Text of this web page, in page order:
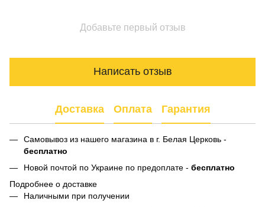
Добавьте первый отзыв
Написать отзыв
Доставка Оплата Гарантия
Самовывоз из нашего магазина в г. Белая Церковь -
бесплатно
Новой почтой по Украине по предоплате - бесплатно
Подробнее о доставке
Наличными при получении